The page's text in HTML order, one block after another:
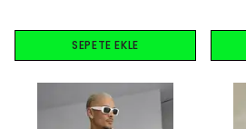
SEPETE EKLE